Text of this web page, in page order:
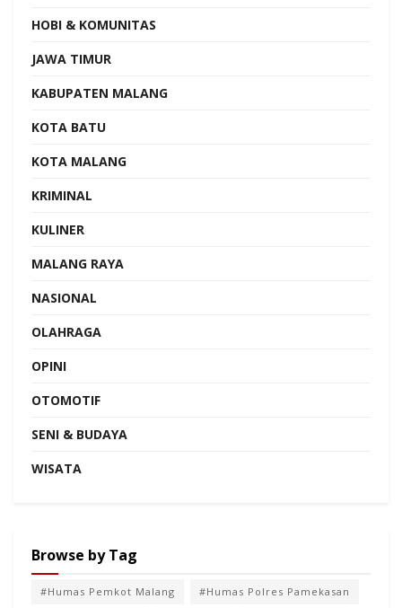
HOBI & KOMUNITAS
JAWA TIMUR
KABUPATEN MALANG
KOTA BATU
KOTA MALANG
KRIMINAL
KULINER
MALANG RAYA
NASIONAL
OLAHRAGA
OPINI
OTOMOTIF
SENI & BUDAYA
WISATA
Browse by Tag
#Humas Pemkot Malang #Humas Polres Pamekasan